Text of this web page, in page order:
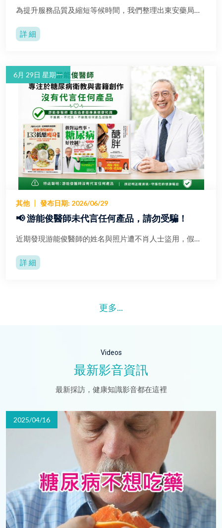
為提升服務品質及縮短等候時間，我們整理出東安藥局各時段的來客
詳 細
6月 29日 星期一
其他 發布日期: 2026/06/29
📢 游能俊醫師未代言任何產品，請勿受騙！
近期發現游能俊醫師的姓名與照片遭不肖人士盜用，假冒推薦不實產
詳 細
更多...
Videos
最新影音資訊
最新採訪，健康知識影音都在這裡
2025/04/16